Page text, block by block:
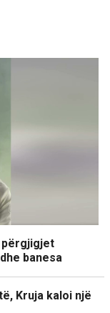
përgjigjet
banesa
Kruja kaloi një